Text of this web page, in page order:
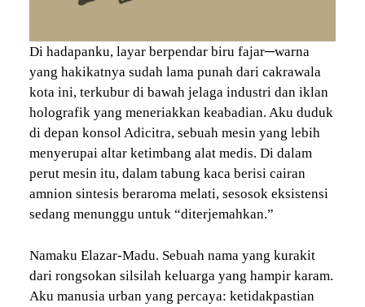
Di hadapanku, layar berpendar biru fajar─warna
yang hakikatnya sudah lama punah dari cakrawala
kota ini, terkubur di bawah jelaga industri dan iklan
holografik yang meneriakkan keabadian. Aku duduk
di depan konsol Adicitra, sebuah mesin yang lebih
menyerupai altar ketimbang alat medis. Di dalam
perut mesin itu, dalam tabung kaca berisi cairan
amnion sintesis beraroma melati, sesosok eksistensi
sedang menunggu untuk “diterjemahkan.”
Namaku Elazar-Madu. Sebuah nama yang kurakit
dari rongsokan silsilah keluarga yang hampir karam.
Aku manusia urban yang percaya: ketidakpastian